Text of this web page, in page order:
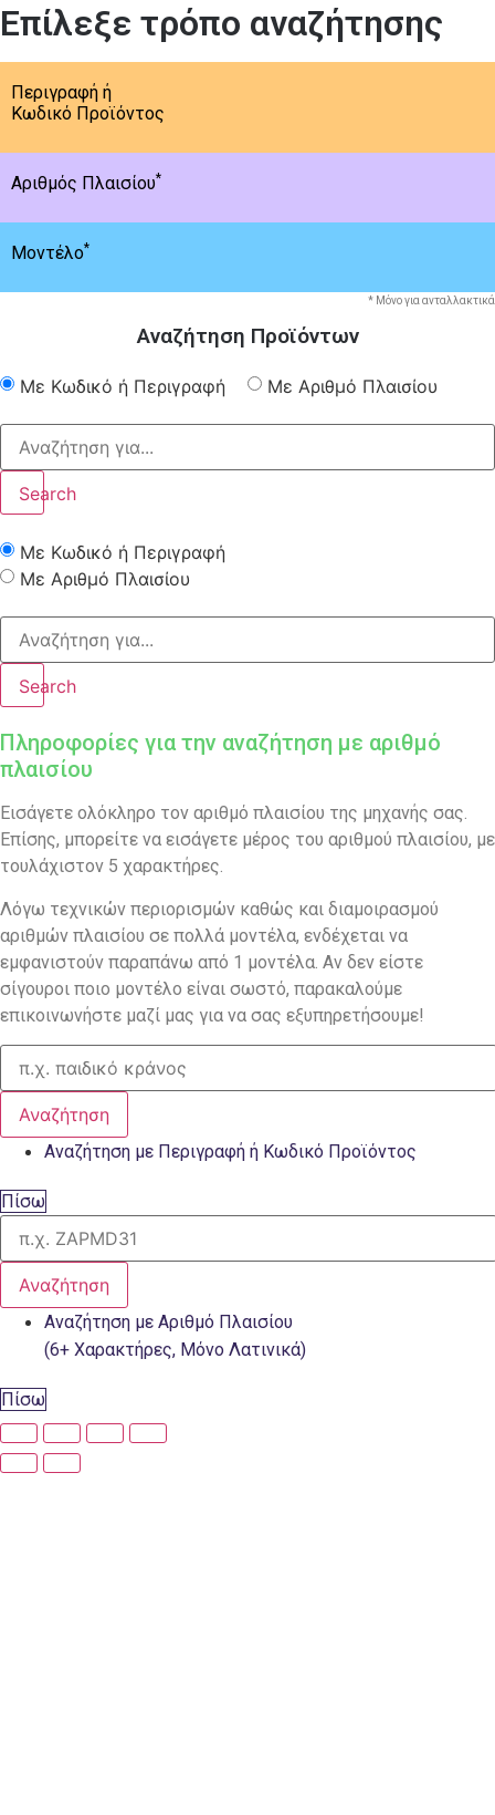
Επίλεξε τρόπο αναζήτησης
Περιγραφή ή
Κωδικό Προϊόντος
Αριθμός Πλαισίου*
Μοντέλο*
* Μόνο για ανταλλακτικά
Αναζήτηση Προϊόντων
Με Κωδικό ή Περιγραφή Με Αριθμό Πλαισίου
Search
Με Κωδικό ή Περιγραφή
Με Αριθμό Πλαισίου
Search
Πληροφορίες για την αναζήτηση με αριθμό
πλαισίου
Εισάγετε ολόκληρο τον αριθμό πλαισίου της μηχανής σας.
Επίσης, μπορείτε να εισάγετε μέρος του αριθμού πλαισίου, με
τουλάχιστον 5 χαρακτήρες.
Λόγω τεχνικών περιορισμών καθώς και διαμοιρασμού
αριθμών πλαισίου σε πολλά μοντέλα, ενδέχεται να
εμφανιστούν παραπάνω από 1 μοντέλα. Αν δεν είστε
σίγουροι ποιο μοντέλο είναι σωστό, παρακαλούμε
επικοινωνήστε μαζί μας για να σας εξυπηρετήσουμε!
Αναζήτηση
Αναζήτηση με Περιγραφή ή Κωδικό Προϊόντος
Πίσω
Αναζήτηση
Αναζήτηση με Αριθμό Πλαισίου
(6+ Χαρακτήρες, Μόνο Λατινικά)
Πίσω